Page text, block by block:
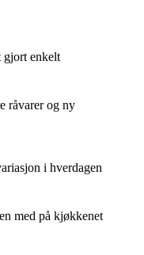
gjort enkelt
råvarer og ny
i hverdagen
med på kjøkkenet